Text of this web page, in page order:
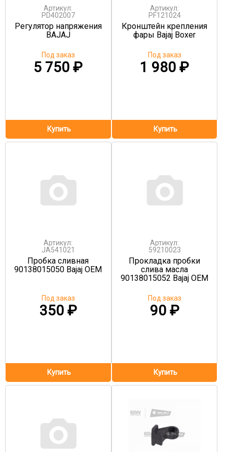
Артикул:
PD402007
Регулятор напряжения
BAJAJ
5 750₽
Под заказ
Артикул:
PF121024
Кронштейн крепления
фары Bajaj Boxer
1 980₽
Под заказ
Артикул:
JA541021
Пробка сливная
90138015050 Bajaj OEM
350 ₽
Под заказ
Артикул:
59210023
Прокладка пробки
слива масла
90138015052 Bajaj OEM
90 ₽
Под заказ